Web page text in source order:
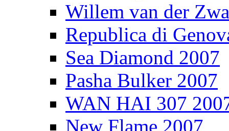
Willem van der
Republica di
Sea Diamond 2007
Pasha Bulker 2007
WAN HAI 307
New Flame 2007